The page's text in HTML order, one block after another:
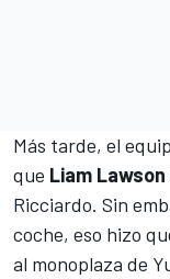
Más tarde, el
que Liam Lawson
Ricciardo. Sin
coche, eso hizo
al monoplaza de